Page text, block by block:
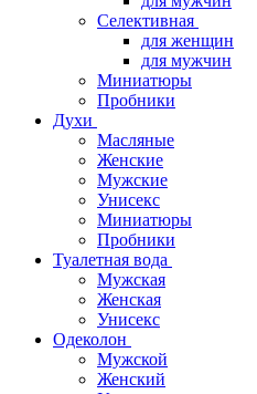
Селективная
для женщин
для мужчин
Миниатюры
Пробники
Духи
Масляные
Женские
Мужские
Унисекс
Миниатюры
Пробники
Туалетная вода
Мужская
Женская
Унисекс
Одеколон
Мужской
Женский